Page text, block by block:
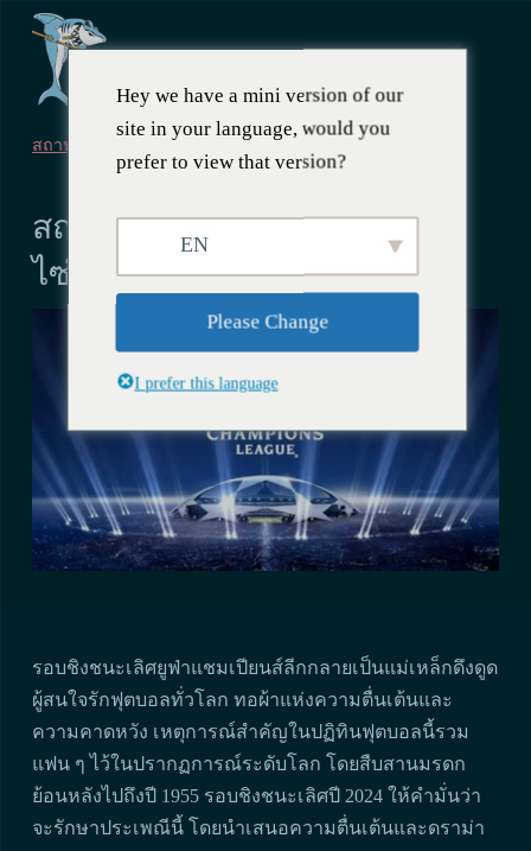
สถานที่
29 เมษายน 2567
สถานที่รับชมแชมเปี้ยนส์ลีกใน
ไซ่ง่อนในปี 2024
รอบชิงชนะเลิศยูฟ่าแชมเปียนส์ลีกกลายเป็นแม่เหล็กดึงดูด
ผู้สนใจรักฟุตบอลทั่วโลก ทอผ้าแห่งความตื่นเต้นและ
ความคาดหวัง เหตุการณ์สำคัญในปฏิทินฟุตบอลนี้รวม
แฟน ๆ ไว้ในปรากฏการณ์ระดับโลก โดยสืบสานมรดก
ย้อนหลังไปถึงปี 1955 รอบชิงชนะเลิศปี 2024 ให้คำมั่นว่า
จะรักษาประเพณีนี้ โดยนำเสนอความตื่นเต้นและดราม่า
Hey we have a mini version of our
site in your language, would you
prefer to view that version?
EN
Please Change
I prefer this language